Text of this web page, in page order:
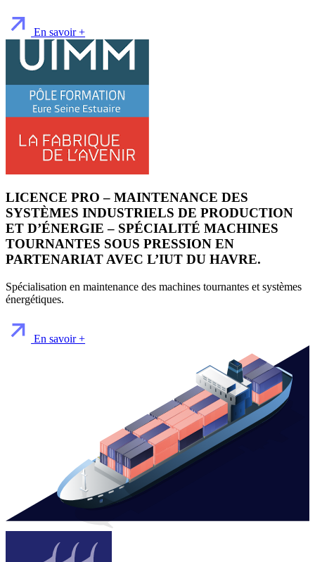
En savoir +
LICENCE PRO – MAINTENANCE DES
SYSTÈMES INDUSTRIELS DE PRODUCTION
ET D’ÉNERGIE – SPÉCIALITÉ MACHINES
TOURNANTES SOUS PRESSION EN
PARTENARIAT AVEC L’IUT DU HAVRE.
Spécialisation en maintenance des machines tournantes et systèmes
énergétiques.
En savoir +